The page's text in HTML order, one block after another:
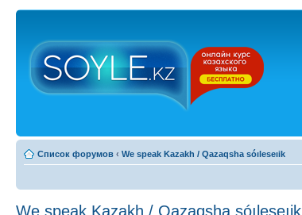
Список форумов ‹ We speak Kazakh / Qazaqsha sóıleseıik
We speak Kazakh / Qazaqsha sóıleseıik